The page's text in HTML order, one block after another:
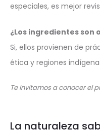
especiales, es mejor
¿Los ingredientes son
Si, ellos provienen de
ética y regiones
Te invitamos a conocer el
La naturaleza